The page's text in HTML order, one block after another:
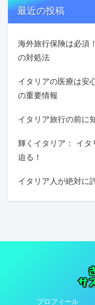
最近の投稿
海外旅行保険は必須
の対処法
イタリアの医療は安
の重要情報
イタリア旅行の前に
輝くイタリア： イタ
迫る！
イタリア人が絶対に
プロフィール